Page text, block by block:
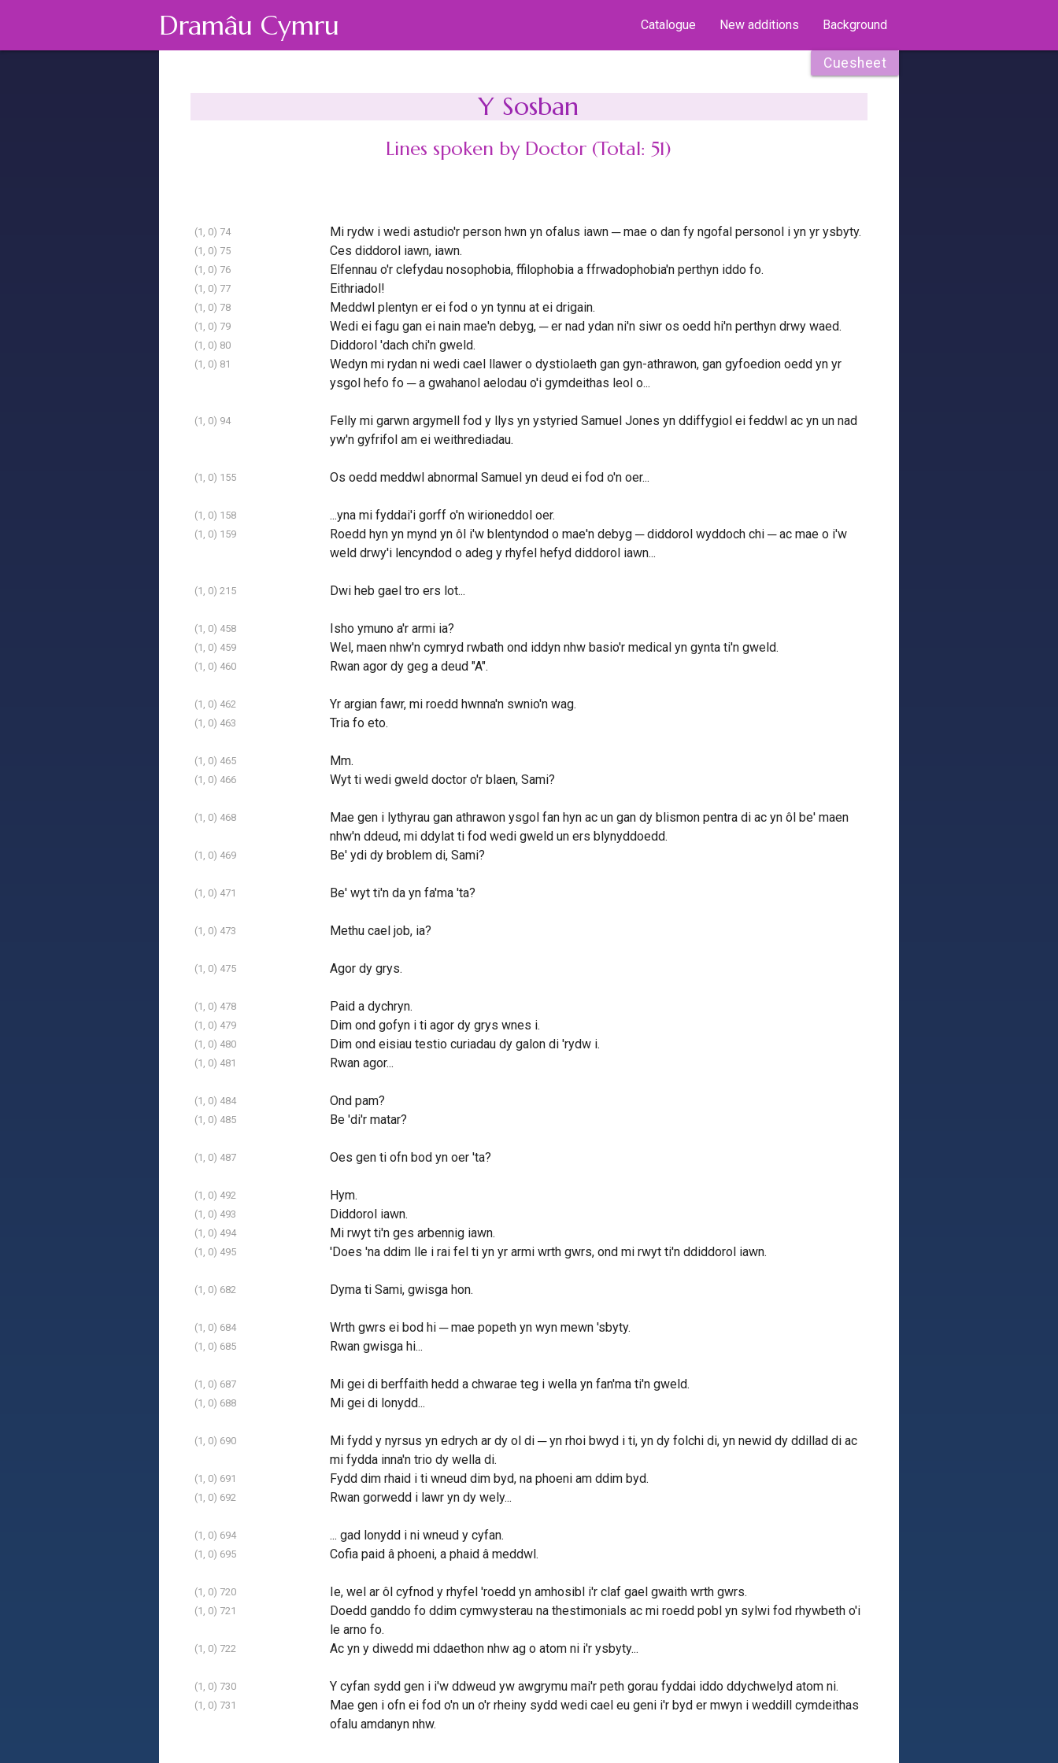
Dramâu Cymru Catalogue New additions Background
Cuesheet
Y Sosban
Lines spoken by Doctor (Total: 51)
(1, 0) 74 Mi rydw i wedi astudio'r person hwn yn ofalus iawn ─ mae o dan fy ngofal personol i yn yr ysbyty.
(1, 0) 75 Ces diddorol iawn, iawn.
(1, 0) 76 Elfennau o'r clefydau nosophobia, ffilophobia a ffrwadophobia'n perthyn iddo fo.
(1, 0) 77 Eithriadol!
(1, 0) 78 Meddwl plentyn er ei fod o yn tynnu at ei drigain.
(1, 0) 79 Wedi ei fagu gan ei nain mae'n debyg, ─ er nad ydan ni'n siwr os oedd hi'n perthyn drwy waed.
(1, 0) 80 Diddorol 'dach chi'n gweld.
(1, 0) 81
Wedyn mi rydan ni wedi cael llawer o dystiolaeth gan gyn-athrawon, gan gyfoedion oedd yn yr
ysgol hefo fo ─ a gwahanol aelodau o'i gymdeithas leol o...
(1, 0) 94
Felly mi garwn argymell fod y llys yn ystyried Samuel Jones yn ddiffygiol ei feddwl ac yn un nad
yw'n gyfrifol am ei weithrediadau.
(1, 0) 155 Os oedd meddwl abnormal Samuel yn deud ei fod o'n oer...
(1, 0) 158 ...yna mi fyddai'i gorff o'n wirioneddol oer.
(1, 0) 159
Roedd hyn yn mynd yn ôl i'w blentyndod o mae'n debyg ─ diddorol wyddoch chi ─ ac mae o i'w
weld drwy'i lencyndod o adeg y rhyfel hefyd diddorol iawn...
(1, 0) 215 Dwi heb gael tro ers lot...
(1, 0) 458 Isho ymuno a'r armi ia?
(1, 0) 459 Wel, maen nhw'n cymryd rwbath ond iddyn nhw basio'r medical yn gynta ti'n gweld.
(1, 0) 460 Rwan agor dy geg a deud "A".
(1, 0) 462 Yr argian fawr, mi roedd hwnna'n swnio'n wag.
(1, 0) 463 Tria fo eto.
(1, 0) 465 Mm.
(1, 0) 466 Wyt ti wedi gweld doctor o'r blaen, Sami?
(1, 0) 468
Mae gen i lythyrau gan athrawon ysgol fan hyn ac un gan dy blismon pentra di ac yn ôl be' maen
nhw'n ddeud, mi ddylat ti fod wedi gweld un ers blynyddoedd.
(1, 0) 469 Be' ydi dy broblem di, Sami?
(1, 0) 471 Be' wyt ti'n da yn fa'ma 'ta?
(1, 0) 473 Methu cael job, ia?
(1, 0) 475 Agor dy grys.
(1, 0) 478 Paid a dychryn.
(1, 0) 479 Dim ond gofyn i ti agor dy grys wnes i.
(1, 0) 480 Dim ond eisiau testio curiadau dy galon di 'rydw i.
(1, 0) 481 Rwan agor...
(1, 0) 484 Ond pam?
(1, 0) 485 Be 'di'r matar?
(1, 0) 487 Oes gen ti ofn bod yn oer 'ta?
(1, 0) 492 Hym.
(1, 0) 493 Diddorol iawn.
(1, 0) 494 Mi rwyt ti'n ges arbennig iawn.
(1, 0) 495 'Does 'na ddim lle i rai fel ti yn yr armi wrth gwrs, ond mi rwyt ti'n ddiddorol iawn.
(1, 0) 682 Dyma ti Sami, gwisga hon.
(1, 0) 684 Wrth gwrs ei bod hi ─ mae popeth yn wyn mewn 'sbyty.
(1, 0) 685 Rwan gwisga hi...
(1, 0) 687 Mi gei di berffaith hedd a chwarae teg i wella yn fan'ma ti'n gweld.
(1, 0) 688 Mi gei di lonydd...
(1, 0) 690
Mi fydd y nyrsus yn edrych ar dy ol di ─ yn rhoi bwyd i ti, yn dy folchi di, yn newid dy ddillad di ac
mi fydda inna'n trio dy wella di.
(1, 0) 691 Fydd dim rhaid i ti wneud dim byd, na phoeni am ddim byd.
(1, 0) 692 Rwan gorwedd i lawr yn dy wely...
(1, 0) 694 ... gad lonydd i ni wneud y cyfan.
(1, 0) 695 Cofia paid â phoeni, a phaid â meddwl.
(1, 0) 720 Ie, wel ar ôl cyfnod y rhyfel 'roedd yn amhosibl i'r claf gael gwaith wrth gwrs.
(1, 0) 721
Doedd ganddo fo ddim cymwysterau na thestimonials ac mi roedd pobl yn sylwi fod rhywbeth o'i
le arno fo.
(1, 0) 722 Ac yn y diwedd mi ddaethon nhw ag o atom ni i'r ysbyty...
(1, 0) 730 Y cyfan sydd gen i i'w ddweud yw awgrymu mai'r peth gorau fyddai iddo ddychwelyd atom ni.
(1, 0) 731
Mae gen i ofn ei fod o'n un o'r rheiny sydd wedi cael eu geni i'r byd er mwyn i weddill cymdeithas
ofalu amdanyn nhw.